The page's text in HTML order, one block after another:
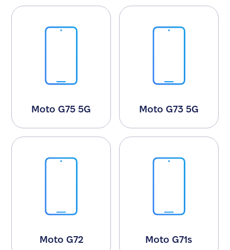
Moto G75 5G Moto G73 5G
Moto G72 Moto G71s